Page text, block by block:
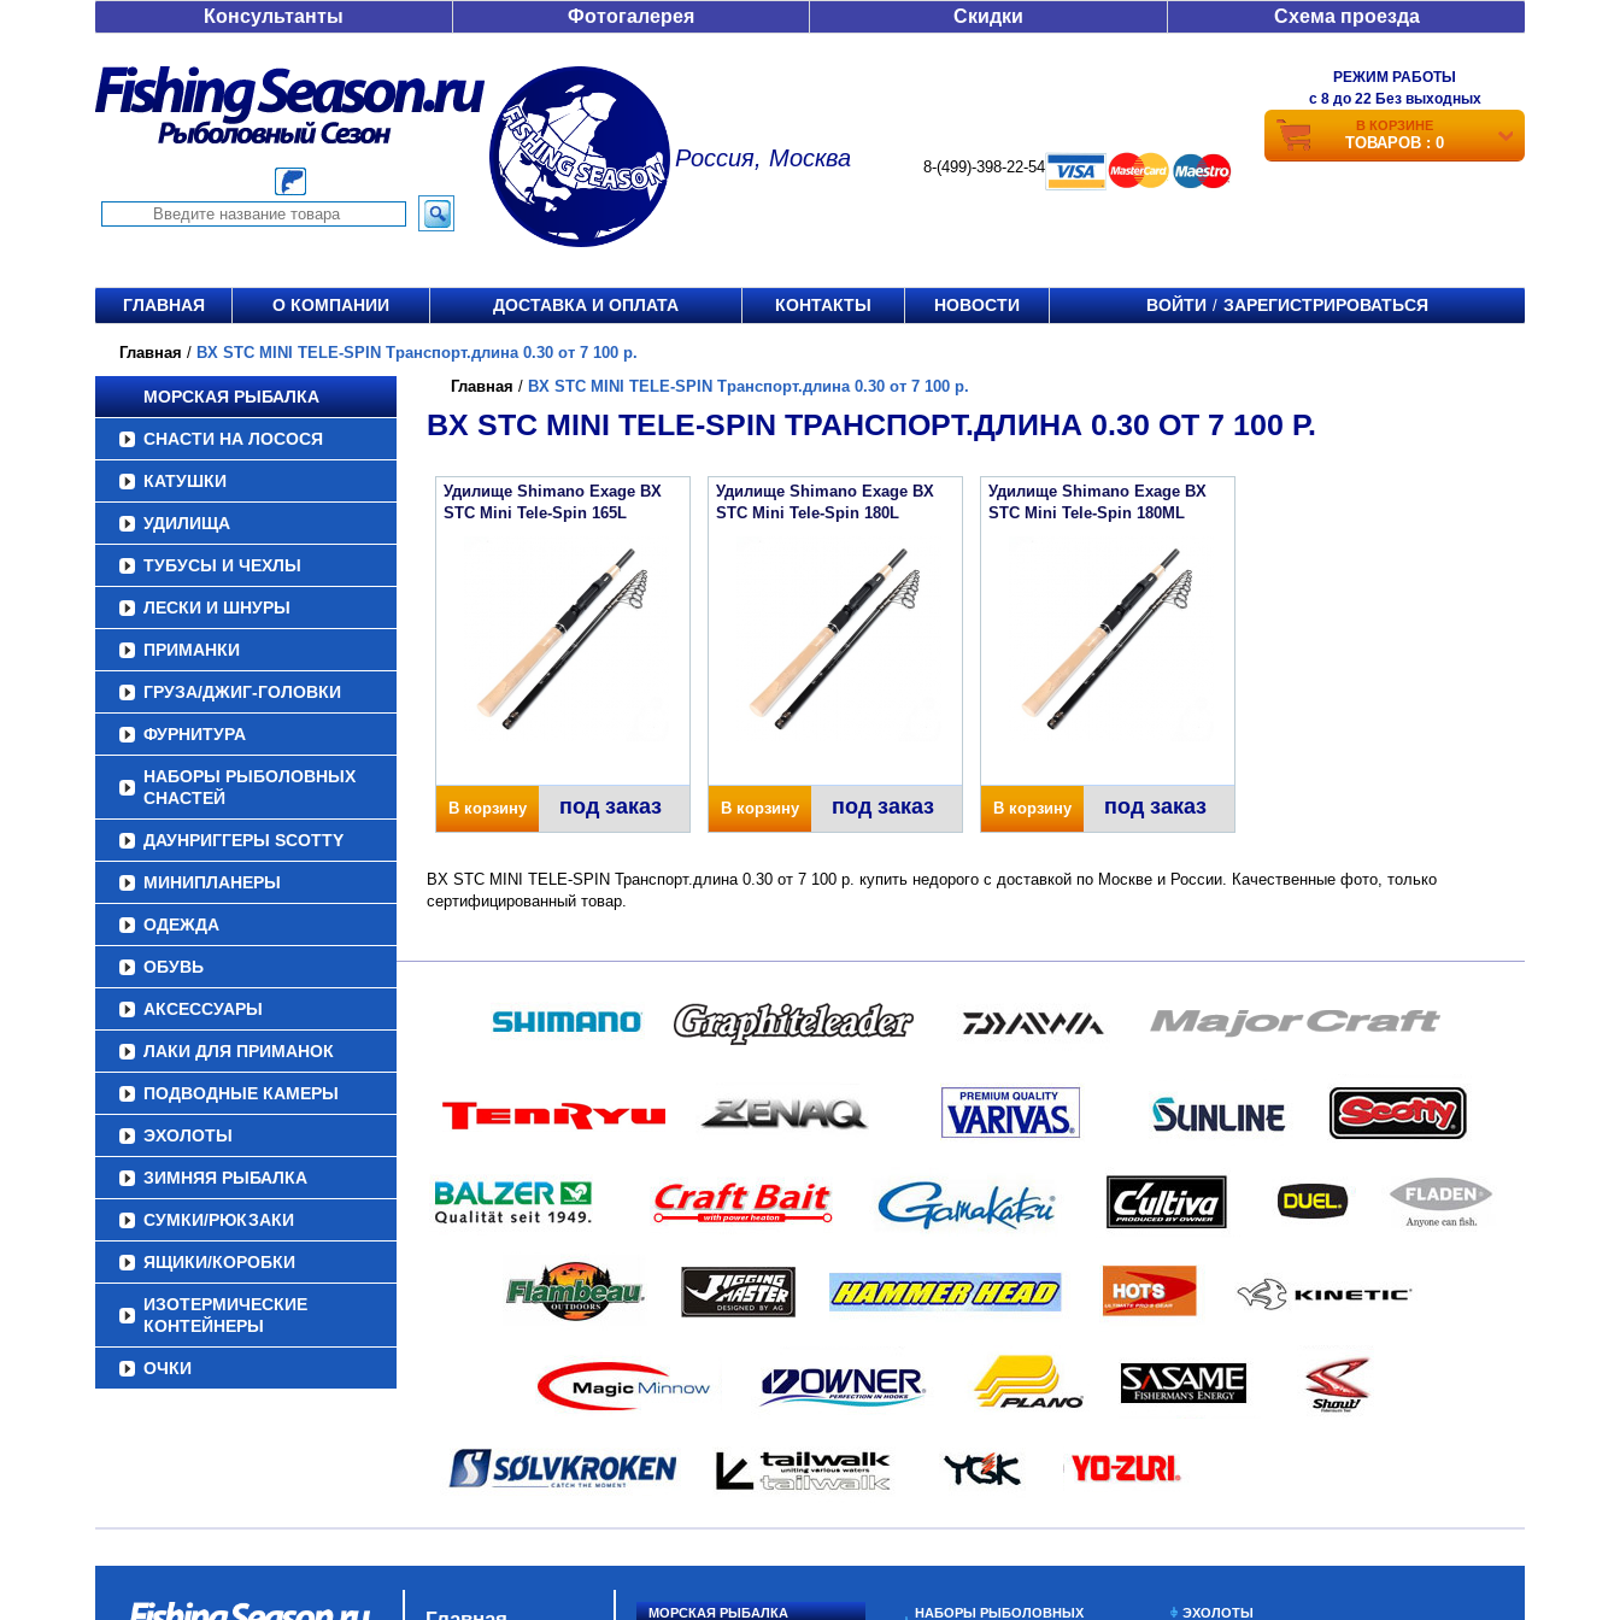
Консультанты Фотогалерея Скидки Схема проезда
Россия, Москва 8-(499)-398-22-54
РЕЖИМ РАБОТЫ
c 8 до 22 Без выходных
В КОРЗИНЕ
ТОВАРОВ : 0
ГЛАВНАЯ О КОМПАНИИ ДОСТАВКА И ОПЛАТА КОНТАКТЫ НОВОСТИ ВОЙТИ / ЗАРЕГИСТРИРОВАТЬСЯ
Главная / BX STC MINI TELE-SPIN Транспорт.длина 0.30 от 7 100 р.
МОРСКАЯ РЫБАЛКА
СНАСТИ НА ЛОСОСЯ
КАТУШКИ
УДИЛИЩА
ТУБУСЫ И ЧЕХЛЫ
ЛЕСКИ И ШНУРЫ
ПРИМАНКИ
ГРУЗА/ДЖИГ-ГОЛОВКИ
ФУРНИТУРА
НАБОРЫ РЫБОЛОВНЫХ
СНАСТЕЙ
ДАУНРИГГЕРЫ SCOTTY
МИНИПЛАНЕРЫ
ОДЕЖДА
ОБУВЬ
АКСЕССУАРЫ
ЛАКИ ДЛЯ ПРИМАНОК
ПОДВОДНЫЕ КАМЕРЫ
ЭХОЛОТЫ
ЗИМНЯЯ РЫБАЛКА
СУМКИ/РЮКЗАКИ
ЯЩИКИ/КОРОБКИ
ИЗОТЕРМИЧЕСКИЕ
КОНТЕЙНЕРЫ
ОЧКИ
Главная / BX STC MINI TELE-SPIN Транспорт.длина 0.30 от 7 100 р.
BX STC MINI TELE-SPIN ТРАНСПОРТ.ДЛИНА 0.30 ОТ 7 100 Р.
Удилище Shimano Exage BX
STC Mini Tele-Spin 165L
В корзину под заказ
Удилище Shimano Exage BX
STC Mini Tele-Spin 180L
В корзину под заказ
Удилище Shimano Exage BX
STC Mini Tele-Spin 180ML
В корзину под заказ
BX STC MINI TELE-SPIN Транспорт.длина 0.30 от 7 100 р. купить недорого с доставкой по Москве и России. Качественные фото, только
сертифицированный товар.
МОРСКАЯ РЫБАЛКА НАБОРЫ РЫБОЛОВНЫХ ЭХОЛОТЫ